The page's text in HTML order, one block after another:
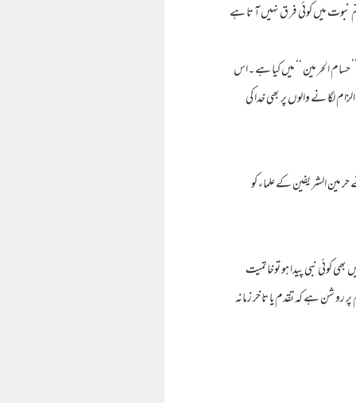
نبوت میں کوئی فر ق نہیں آ تا ہے
الحر مین ‘‘ میں کیا ہے ۔اس
لگا نے والوں پر بھی خدا کی
مین الشر یفین کے علماء کو
کوئی نبی پیدا ہو توخاتمیت
شن ہے کہ تقدم یا تا خر زمانہ